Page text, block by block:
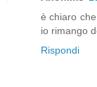
è chiaro
io rimango
Rispondi